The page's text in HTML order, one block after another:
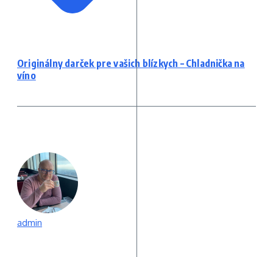
Originálny darček pre vašich blízkych – Chladnička na
víno
admin